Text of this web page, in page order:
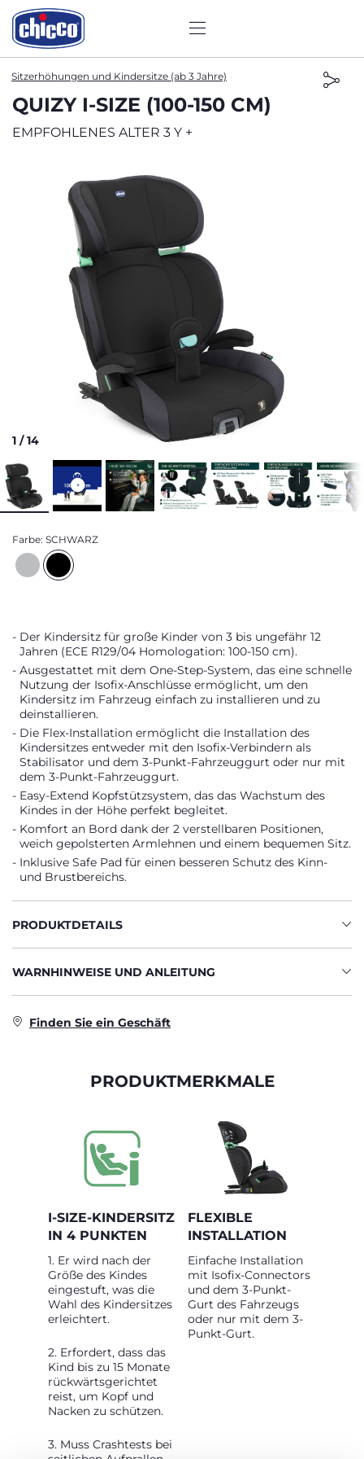
Sitzerhöhungen und Kindersitze (ab 3 Jahre)
QUIZY I-SIZE (100-150 CM)
EMPFOHLENES ALTER 3 Y +
1 /14
Farbe: SCHWARZ
Der Kindersitz für große Kinder von 3 bis ungefähr 12
Jahren (ECE R129/04 Homologation: 100-150 cm).
Ausgestattet mit dem One-Step-System, das eine schnelle
Nutzung der Isofix-Anschlüsse ermöglicht, um den
Kindersitz im Fahrzeug einfach zu installieren und zu
deinstallieren.
Die Flex-Installation ermöglicht die Installation des
Kindersitzes entweder mit den Isofix-Verbindern als
Stabilisator und dem 3-Punkt-Fahrzeuggurt oder nur mit
dem 3-Punkt-Fahrzeuggurt.
Easy-Extend Kopfstützsystem, das das Wachstum des
Kindes in der Höhe perfekt begleitet.
Komfort an Bord dank der 2 verstellbaren Positionen,
weich gepolsterten Armlehnen und einem bequemen Sitz.
Inklusive Safe Pad für einen besseren Schutz des Kinn-
und Brustbereichs.
PRODUKTDETAILS
WARNHINWEISE UND ANLEITUNG
Finden Sie ein Geschäft
PRODUKTMERKMALE
I-SIZE-KINDERSITZ
IN 4 PUNKTEN
1. Er wird nach der
Größe des Kindes
eingestuft, was die
Wahl des Kindersitzes
erleichtert.
2. Erfordert, dass das
Kind bis zu 15 Monate
rückwärtsgerichtet
reist, um Kopf und
Nacken zu schützen.
3. Muss Crashtests bei
FLEXIBLE
INSTALLATION
Einfache Installation
mit Isofix-Connectors
und dem 3-Punkt-
Gurt des Fahrzeugs
oder nur mit dem 3-
Punkt-Gurt.